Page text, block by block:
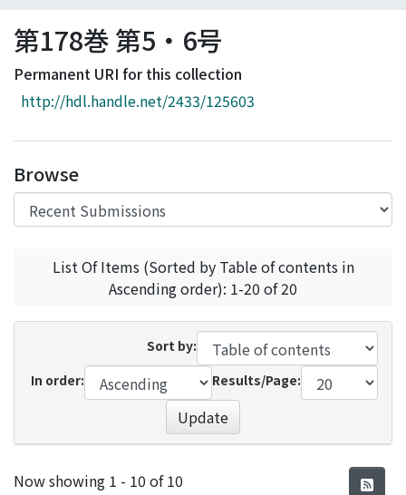
Browse
Download Ranking
Access Statistics
第178巻 第5・6号
Permanent URI for this collection
http://hdl.handle.net/2433/125603
Browse
List Of Items (Sorted by Table of contents in
Ascending order): 1-20 of 20
Sort by:
In order:
Results/Page:
Update
Recent Submissions
Now showing 1 - 10 of 10